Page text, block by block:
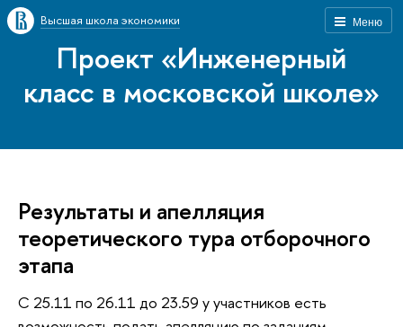
Меню
Высшая школа экономики
Проект «Инженерный
класс в московской школе»
Результаты и апелляция
теоретического тура отборочного
этапа
С 25.11 по 26.11 до 23.59 у участников есть